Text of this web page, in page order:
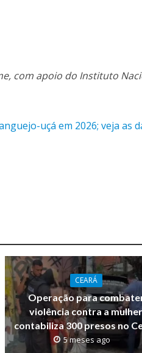
com apoio do Instituto
uçá em 2026; veja as
CEARÁ
Operação para
violência contra a
contabiliza 300 presos no
5 meses ago